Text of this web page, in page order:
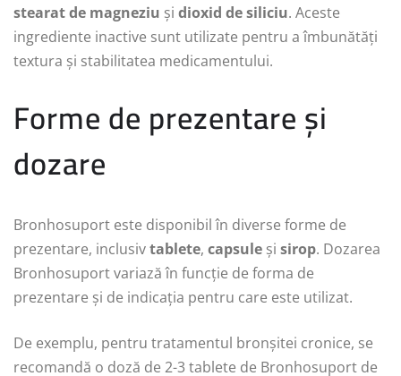
stearat de magneziu și dioxid de siliciu. Aceste
ingrediente inactive sunt utilizate pentru a îmbunătăți
textura și stabilitatea medicamentului.
Forme de prezentare și
dozare
Bronhosuport este disponibil în diverse forme de
prezentare, inclusivtablete, capsule și sirop. Dozarea
Bronhosuport variază în funcție de forma de
prezentare și de indicația pentru care este utilizat.
De exemplu, pentru tratamentul bronșitei cronice, se
recomandă o doză de 2-3 tablete de Bronhosuport de